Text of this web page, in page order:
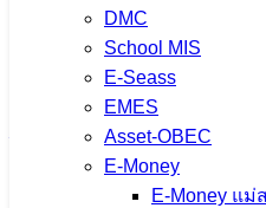
DMC
School MIS
E-Seass
EMES
Asset-OBEC
E-Money
E-Money แม่
การประชุมคณะกรร
การนำเข้าข้อมูล
ปีงบประมาณ พ.ศ.
โปร่งใสในการดำเนิน